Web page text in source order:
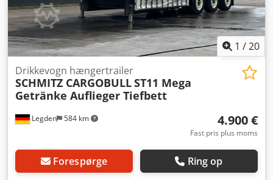
1 /20
Legden 584 km
Drikkevogn hængertrailer
SCHMITZ CARGOBULLST11 Mega
Getränke Auflieger Tiefbett
4.900 €
Fast pris plus moms
Forespørge Ring op